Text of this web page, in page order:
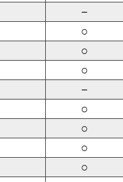
－
○
○
○
－
○
○
○
○